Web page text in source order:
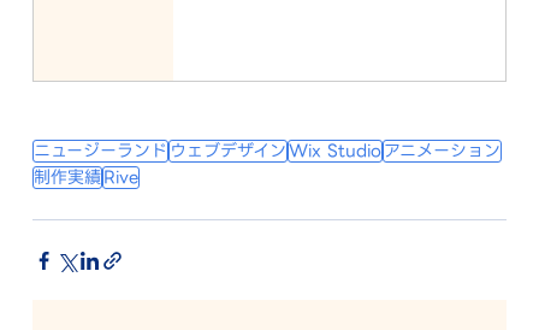
ニュージーランドウェブデザインWix Studioアニメーション
制作実績Rive